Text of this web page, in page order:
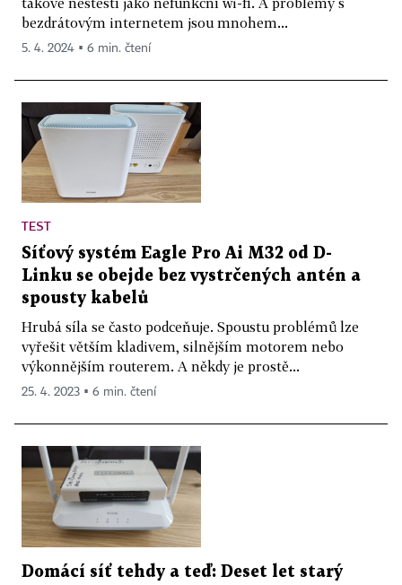
bezdrátovým internetem jsou mnohem...
5. 4. 2024 ▪ 6 min. čtení
TEST
Síťový systém Eagle Pro Ai M32 od D-
Linku se obejde bez vystrčených antén a
spousty kabelů
Hrubá síla se často podceňuje. Spoustu problémů lze
vyřešit větším kladivem, silnějším motorem nebo
výkonnějším routerem. A někdy je prostě...
25. 4. 2023 ▪ 6 min. čtení
Domácí síť tehdy a teď: Deset let starý